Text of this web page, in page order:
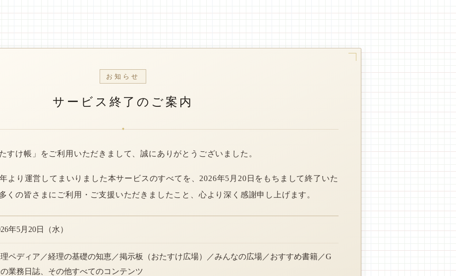
お知らせ
サービス終了のご案内
*
すけ帳」をご利用いただきまして、誠にありがとうございました。
より運営してまいりました本サービスのすべてを、2026年5月20日をもちまして終了いた
くの皆さまにご利用・ご支援いただきましたこと、心より深く感謝申し上げます。
年5月20日（水）
ペディア／経理の基礎の知恵／掲示板（おたすけ広場）／みんなの広場／おすすめ書籍／G
業務日誌、その他すべてのコンテンツ